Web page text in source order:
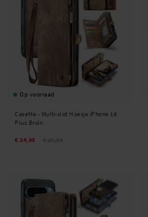
Op voorraad
CaseMe - Multi-slot Hoesje iPhone 16
Plus Bruin
€ 24,95